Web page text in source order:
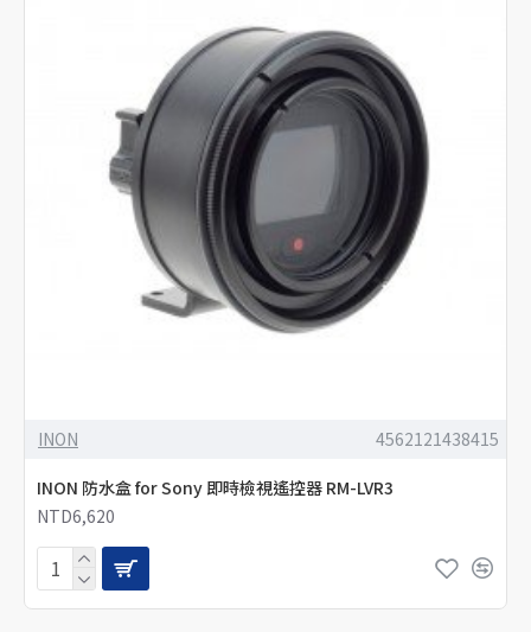
INON 4562121438415
INON 防水盒 for Sony 即時檢視遙控器 RM-LVR3
NTD6,620